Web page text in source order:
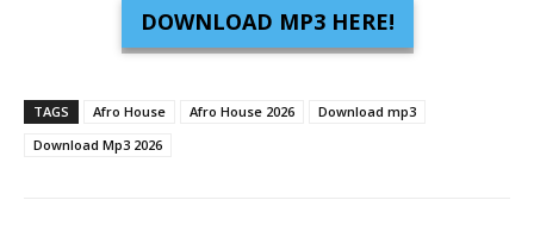
DOWNLOAD MP3 HERE!
TAGS Afro House Afro House 2026
Download mp3
Download Mp3 2026